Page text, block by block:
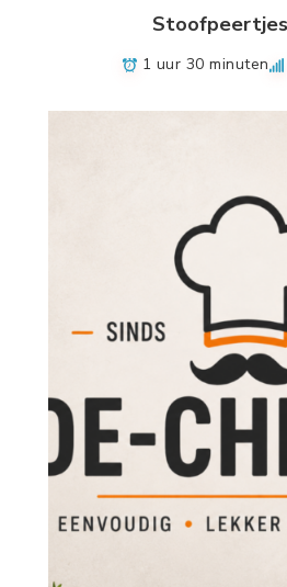
1 uur 30 minuten